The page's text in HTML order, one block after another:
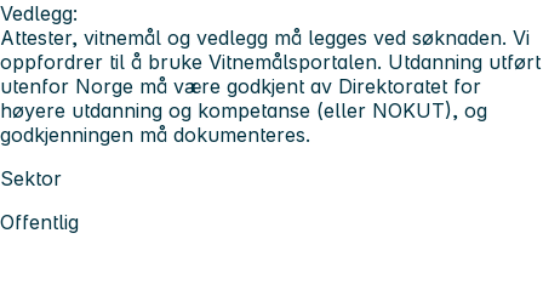
Vedlegg:
Attester, vitnemål og vedlegg må legges ved søknaden. Vi
oppfordrer til å bruke Vitnemålsportalen. Utdanning utført
utenfor Norge må være godkjent av Direktoratet for
høyere utdanning og kompetanse (eller NOKUT), og
godkjenningen må dokumenteres.
Sektor
Offentlig